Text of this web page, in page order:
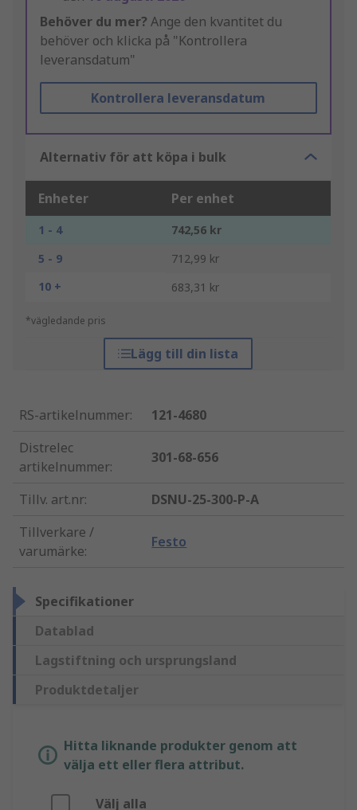
Behöver du mer? Ange den kvantitet du
behöver och klicka på "Kontrollera
leveransdatum"
Kontrollera leveransdatum
Alternativ för att köpa i bulk
Enheter Per enhet
1 - 4
742,56 kr
5 - 9
712,99 kr
10 +
683,31 kr
*vägledande pris
Lägg till din lista
RS-artikelnummer:
121-4680
Distrelec
artikelnummer:
301-68-656
Tillv. art.nr:
DSNU-25-300-P-A
Tillverkare /
varumärke:
Festo
Specifikationer
Datablad
Lagstiftning och ursprungsland
Produktdetaljer
Hitta liknande produkter genom att
välja ett eller flera attribut.
Välj alla